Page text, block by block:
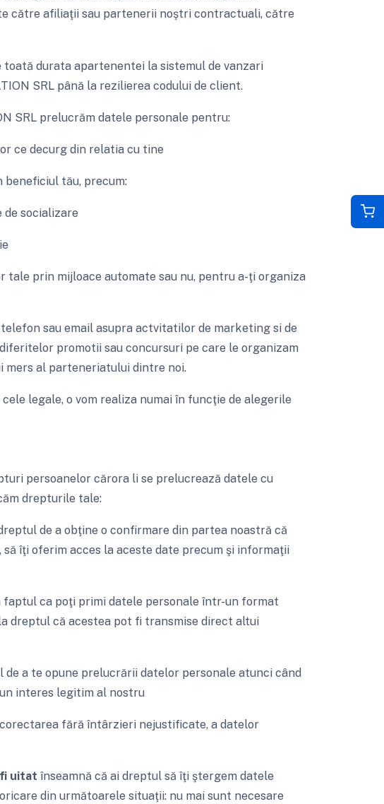
către afiliaţii sau partenerii noştri contractuali, către
durata apartenentei la sistemul de vanzari
SRL până la rezilierea codului de client.
SRL prelucrăm datele personale pentru:
decurg din relatia cu tine
tău, precum:
socializare
prin mijloace automate sau nu, pentru a-ţi organiza
sau email asupra actvitatilor de marketing si de
promotii sau concursuri pe care le organizam
mers al parteneriatului dintre noi.
legale, o vom realiza numai în funcţie de alegerile
persoanelor cărora li se prelucrează datele cu
drepturile tale:
de a obţine o confirmare din partea noastră că
îţi oferim acces la aceste date precum şi informaţii
faptul ca poţi primi datele personale într-un format
dreptul că acestea pot fi transmise direct altui
de a te opune prelucrării datelor personale atunci când
interes legitim al nostru
fără întârzieri nejustificate, a datelor
uitat înseamnă că ai dreptul să îţi ştergem datele
din următoarele situaţii: nu mai sunt necesare